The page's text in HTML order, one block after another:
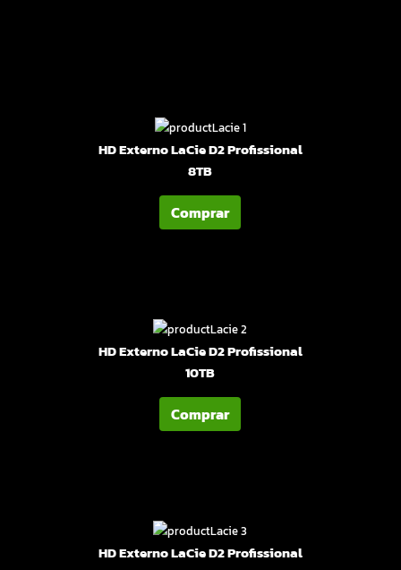
HD Externo LaCie D2 Profissional
8TB
Comprar
HD Externo LaCie D2 Profissional
10TB
Comprar
HD Externo LaCie D2 Profissional